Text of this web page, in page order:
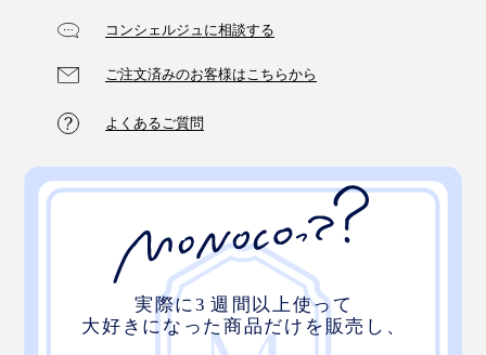
コンシェルジュに相談する
ご注文済みのお客様はこちらから
よくあるご質問